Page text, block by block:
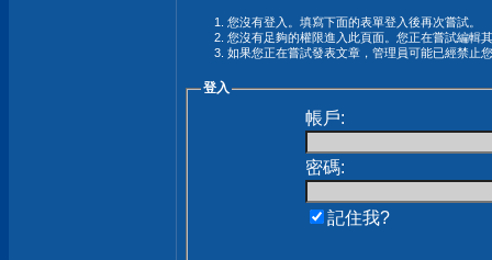
您沒有登入。填寫下面的表單登入後再次嘗試。
您沒有足夠的權限進入此頁面。您正在嘗試編輯
如果您正在嘗試發表文章，管理員可能已經禁止
登入
帳戶:
密碼:
記住我?